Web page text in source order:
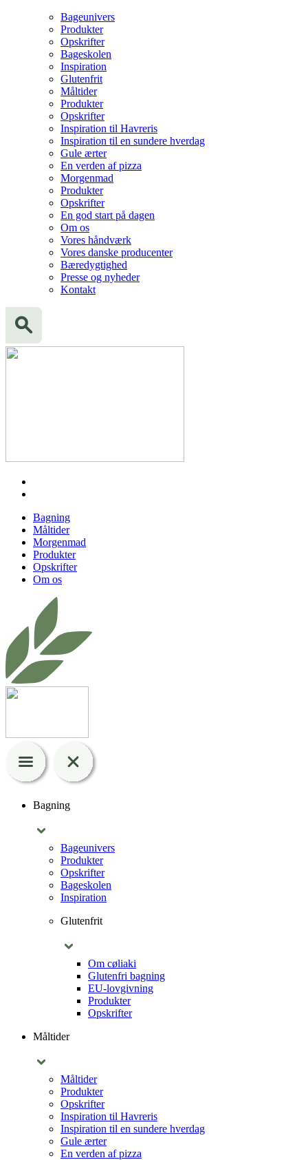
Bageunivers
Produkter
Opskrifter
Bageskolen
Inspiration
Glutenfrit
Måltider
Produkter
Opskrifter
Inspiration til Havreris
Inspiration til en sundere hverdag
Gule ærter
En verden af pizza
Morgenmad
Produkter
Opskrifter
En god start på dagen
Om os
Vores håndværk
Vores danske producenter
Bæredygtighed
Presse og nyheder
Kontakt
Bagning
Måltider
Morgenmad
Produkter
Opskrifter
Om os
Bagning
Bageunivers
Produkter
Opskrifter
Bageskolen
Inspiration
Glutenfrit
Om cøliaki
Glutenfri bagning
EU-lovgivning
Produkter
Opskrifter
Måltider
Måltider
Produkter
Opskrifter
Inspiration til Havreris
Inspiration til en sundere hverdag
Gule ærter
En verden af pizza